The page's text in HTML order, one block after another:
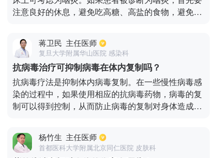
多注意休息。
其实才是猩红热最主要的临床的症状。 皮疹基本上从
头部和面部开始，如耳后部或颈部，然后逐渐扩散到
能蔓延到全身。典型皮疹，一种皮肤充血，所以上面
有一个针帽，大小的尖儿。还有杨梅舌也是典型的症
状，开始舌苔白，舌头上乳头红肿，突出于白苔之
上，之后白苔脱落，露出鲜红色的舌面，类似杨梅，
叫杨梅舌。基本上，一周后，病人开始康复。最后是
不留色素沉着的，应该症状恢复还是比较好，避免空
气传播。
注意良好的休息，避免吃高糖、高盐的食物，避免吸
海等药物也可同时缓解临床症状和提高机体免疫力。
如果咽炎合并咳嗽和痰黄等疾病，则考虑细菌感染，
需要使用相关抗生素进行治疗。以上建议仅供参考。
请按照药物说明或按照医生的建议正确使用药物。在
临床实践中，这些患者通常被告知要多喝水和吃清淡
的食物，更不适合辛辣刺激的食物。同时，患者应该
话。如果有熬夜的习惯，请及时纠正，养成良好的作
息习惯。当然，也可以经常口服一些生理盐水，可以
蒋卫民 主任医师
复旦大学附属华山医院 感染科
抗病毒治疗可抑制病毒在体内复制吗？
抗病毒疗法是抑制体内病毒复制。在一些慢性病毒感
染的过程中，如果使用相应的抗病毒药物，病毒的复
制可以得到控制，从而防止病毒的复制对身体造成损
较大，导致肝脏反复炎症或肝硬化，此时可口服核苷
类似物进行抗病毒治疗。目前常用的是恩替卡韦或替
诺福韦，其中大部分能抑制病毒复制，并且病毒量会
杨竹生 主任医师
首都医科大学附属北京同仁医院 皮肤科